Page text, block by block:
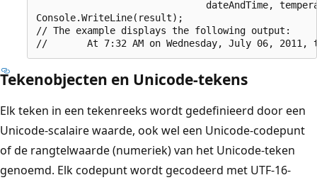
dateAndTime,
Console.WriteLine(result);
// The example displays the following output:
Tekenobjecten en Unicode-tekens
Elk teken in een tekenreeks wordt gedefinieerd door een
Unicode-scalaire waarde, ook wel een Unicode-codepunt
of de rangtelwaarde (numeriek) van het Unicode-teken
genoemd. Elk codepunt wordt gecodeerd met UTF-16-